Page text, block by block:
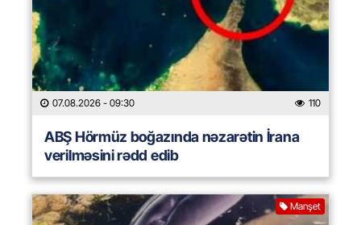
07.08.2026 - 09:30 110
ABŞ Hörmüz boğazında nəzarətin İrana
verilməsini rədd edib
Manşet